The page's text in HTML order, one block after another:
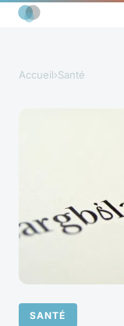
Accueil›Santé
SANTÉ